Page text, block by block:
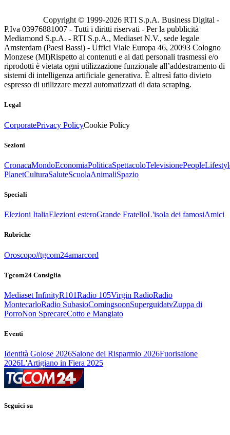
Copyright © 1999-2026 RTI S.p.A. Business Digital -
P.Iva 03976881007 - Tutti i diritti riservati - Per la pubblicità
Mediamond S.p.A. - RTI S.p.A., Mediaset N.V., sede legale
Amsterdam (Paesi Bassi) - Uffici Viale Europa 46, 20093 Cologno
Monzese (MI)Rispetto ai contenuti e ai dati personali trasmessi e/o
riprodotti è vietata ogni utilizzazione funzionale all’addestramento di
sistemi di intelligenza artificiale generativa. È altresì fatto divieto
espresso di utilizzare mezzi automatizzati di data scraping.
Legal
CorporatePrivacy PolicyCookie Policy
Sezioni
CronacaMondoEconomiaPoliticaSpettacoloTelevisionePeople
PlanetCulturaSaluteScuolaAnimaliSpazio
Speciali
Elezioni ItaliaElezioni esteroGrande FratelloL'isola dei famosiAmici
Rubriche
Oroscopo#tgcom24amarcord
Tgcom24 Consiglia
Mediaset InfinityR101Radio 105Virgin RadioRadio
MontecarloRadio SubasioComingsoonSuperguidatvZuppa di
PorroNon SprecareCotto e Mangiato
Eventi
Identità Golose 2026Salone del Risparmio 2026Fuorisalone
2026L'Artigiano in Fiera 2025
Seguici su